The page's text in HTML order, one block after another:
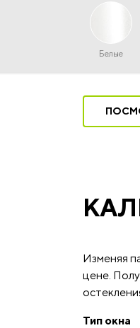
Белые
Изменяя
цене.
Тип окна